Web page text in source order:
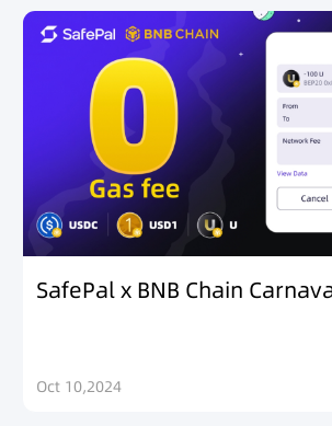
SafePal x BNB Chain
Oct 10,2024